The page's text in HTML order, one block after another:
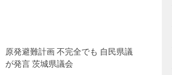
原発避難計画 不完全でも 自民県議
が発言 茨城県議会